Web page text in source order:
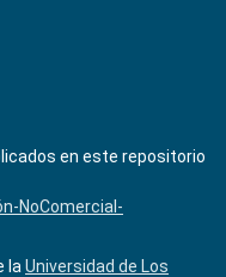
en este repositorio
NoComercial-
la Universidad de Los